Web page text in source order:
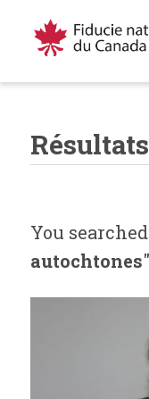
You
autochtones"